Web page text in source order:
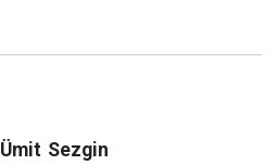
Ümit Sezgin